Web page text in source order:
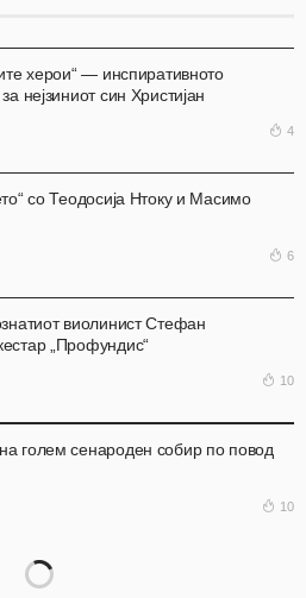
херои“ — инспиративното
нејзиниот син Христијан
4
со Теодосија Нтоку и Масимо
6
виолинист Стефан
„Профундис“
10
голем сенароден собир по повод
10